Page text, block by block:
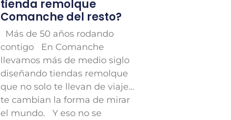
tienda remolque
Comanche del resto?
Más de 50 años rodando
contigo En Comanche
llevamos más de medio siglo
diseñando tiendas remolque
que no solo te llevan de viaje…
te cambian la forma de mirar
el mundo. Y eso no se